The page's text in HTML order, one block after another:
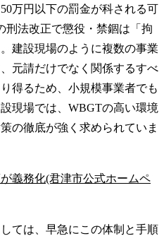
万円以下の罰金が科される可
刑法改正で懲役・禁錮は「拘
建設現場のように複数の事業
元請だけでなく関係するすべ
得るため、小規模事業者でも
現場では、WBGTの高い環境
の徹底が強く求められていま
義務化(君津市公式ホームペ
ては、早急にこの体制と手順